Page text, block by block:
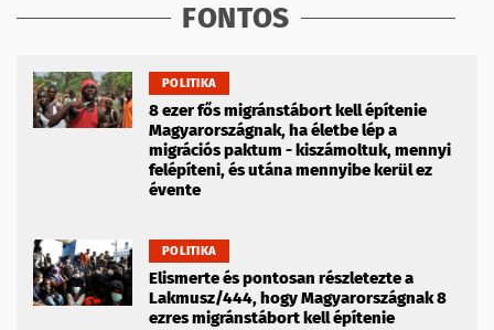
FONTOS
POLITIKA
8 ezer fős migránstábort kell építenie
Magyarországnak, ha életbe lép a
migrációs paktum - kiszámoltuk, mennyi
felépíteni, és utána mennyibe kerül ez
évente
POLITIKA
Elismerte és pontosan részletezte a
Lakmusz/444, hogy Magyarországnak 8
ezres migránstábort kell építenie